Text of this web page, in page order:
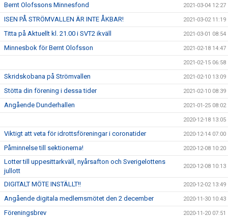
Bernt Olofssons Minnesfond 2021-03-04 12:27
ISEN PÅ STRÖMVALLEN ÄR INTE ÅKBAR! 2021-03-02 11:19
Titta på Aktuellt kl. 21.00 i SVT2 ikväll 2021-03-01 08:54
Minnesbok för Bernt Olofsson 2021-02-18 14:47
2021-02-15 06:58
Skridskobana på Strömvallen 2021-02-10 13:09
Stötta din förening i dessa tider 2021-02-10 08:39
Angående Dunderhallen 2021-01-25 08:02
2020-12-18 13:05
Viktigt att veta för idrottsföreningar i coronatider 2020-12-14 07:00
Påminnelse till sektionerna! 2020-12-08 10:20
Lotter till uppesittarkväll, nyårsafton och Sverigelottens
jullott
2020-12-08 10:13
DIGITALT MÖTE INSTÄLLT!! 2020-12-02 13:49
Angående digitala medlemsmötet den 2 december 2020-11-30 10:43
Föreningsbrev 2020-11-20 07:51